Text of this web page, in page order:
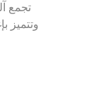
تجمع